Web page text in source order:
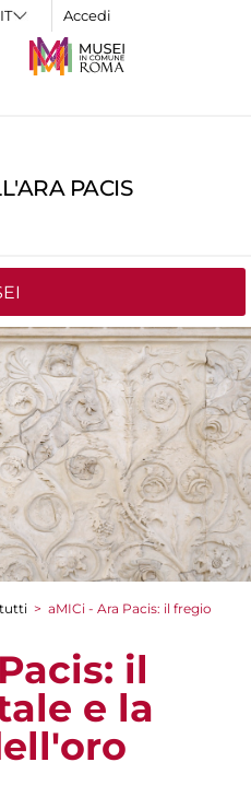
Accedi
PACIS
> aMICi - Ara Pacis: il fregio
il
e la